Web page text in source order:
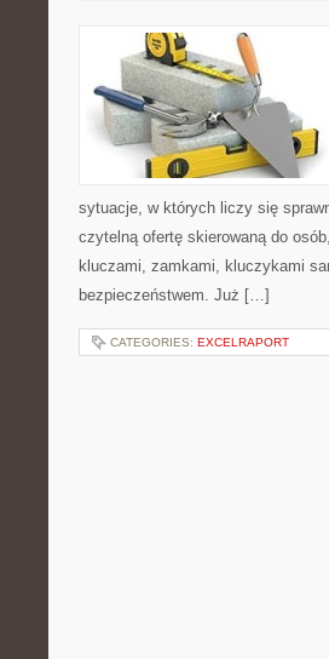
sytuacje, w których liczy się
czytelną ofertę skierowaną do
kluczami, zamkami, kluczykami
bezpieczeństwem. Już […]
CATEGORIES: EXCELRAPORT